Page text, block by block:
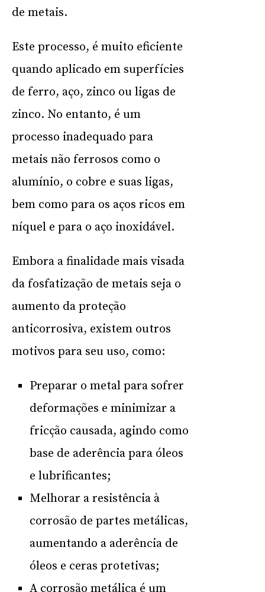
de metais.
Este processo, é muito eficiente
quando aplicado em superfícies
de ferro, aço, zinco ou ligas de
zinco. No entanto, é um
processo inadequado para
metais não ferrosos como o
alumínio, o cobre e suas ligas,
bem como para os aços ricos em
níquel e para o aço inoxidável.
Embora a finalidade mais visada
da fosfatização de metais seja o
aumento da proteção
anticorrosiva, existem outros
motivos para seu uso, como:
Preparar o metal para sofrer
deformações e minimizar a
fricção causada, agindo como
base de aderência para óleos
e lubrificantes;
Melhorar a resistência à
corrosão de partes metálicas,
aumentando a aderência de
óleos e ceras protetivas;
A corrosão metálica é um